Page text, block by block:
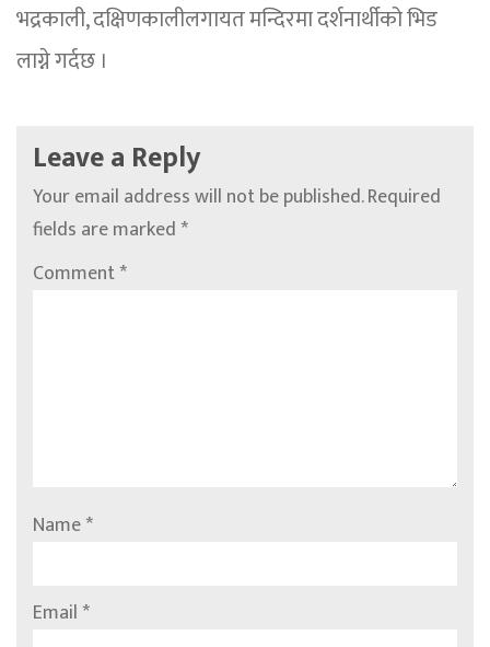
भद्रकाली, दक्षिणकालीलगायत मन्दिरमा दर्शनार्थीको भिड
लाग्ने गर्दछ ।
Leave a Reply
Your email address will not be published.Required
fields are marked*
Comment*
Name*
Email*